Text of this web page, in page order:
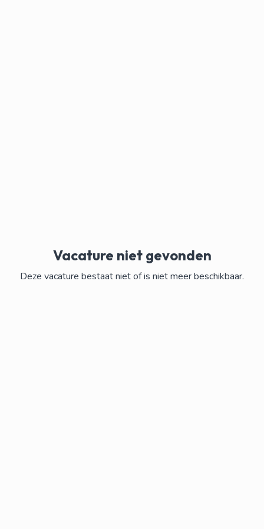
Vacature niet gevonden
Deze vacature bestaat niet of is niet meer beschikbaar.